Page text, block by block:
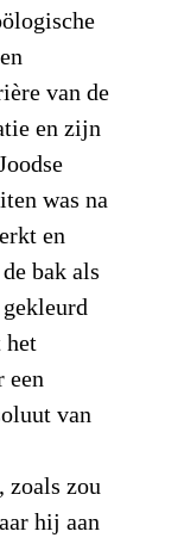
van de
en zijn
was na
en
bak als
het
een
van
zoals zou
hij aan